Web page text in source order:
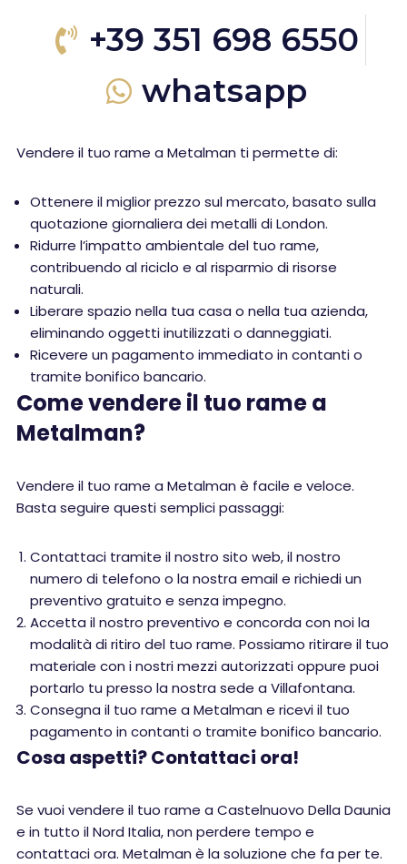
+39 351 698 6550
whatsapp
Vendere il tuo rame a Metalman ti permette di:
Ottenere il miglior prezzo sul mercato, basato sulla
quotazione giornaliera dei metalli di London.
Ridurre l’impatto ambientale del tuo rame,
contribuendo al riciclo e al risparmio di risorse
naturali.
Liberare spazio nella tua casa o nella tua azienda,
eliminando oggetti inutilizzati o danneggiati.
Ricevere un pagamento immediato in contanti o
tramite bonifico bancario.
Come vendere il tuo rame a
Metalman?
Vendere il tuo rame a Metalman è facile e veloce.
Basta seguire questi semplici passaggi:
Contattaci tramite il nostro sito web, il nostro
numero di telefono o la nostra email e richiedi un
preventivo gratuito e senza impegno.
Accetta il nostro preventivo e concorda con noi la
modalità di ritiro del tuo rame. Possiamo ritirare il tuo
materiale con i nostri mezzi autorizzati oppure puoi
portarlo tu presso la nostra sede a Villafontana.
Consegna il tuo rame a Metalman e ricevi il tuo
pagamento in contanti o tramite bonifico bancario.
Cosa aspetti? Contattaci ora!
Se vuoi vendere il tuo rame a Castelnuovo Della Daunia
e in tutto il Nord Italia, non perdere tempo e
contattaci ora. Metalman è la soluzione che fa per te.